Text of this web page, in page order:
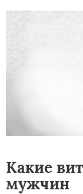
Какие
мужчин